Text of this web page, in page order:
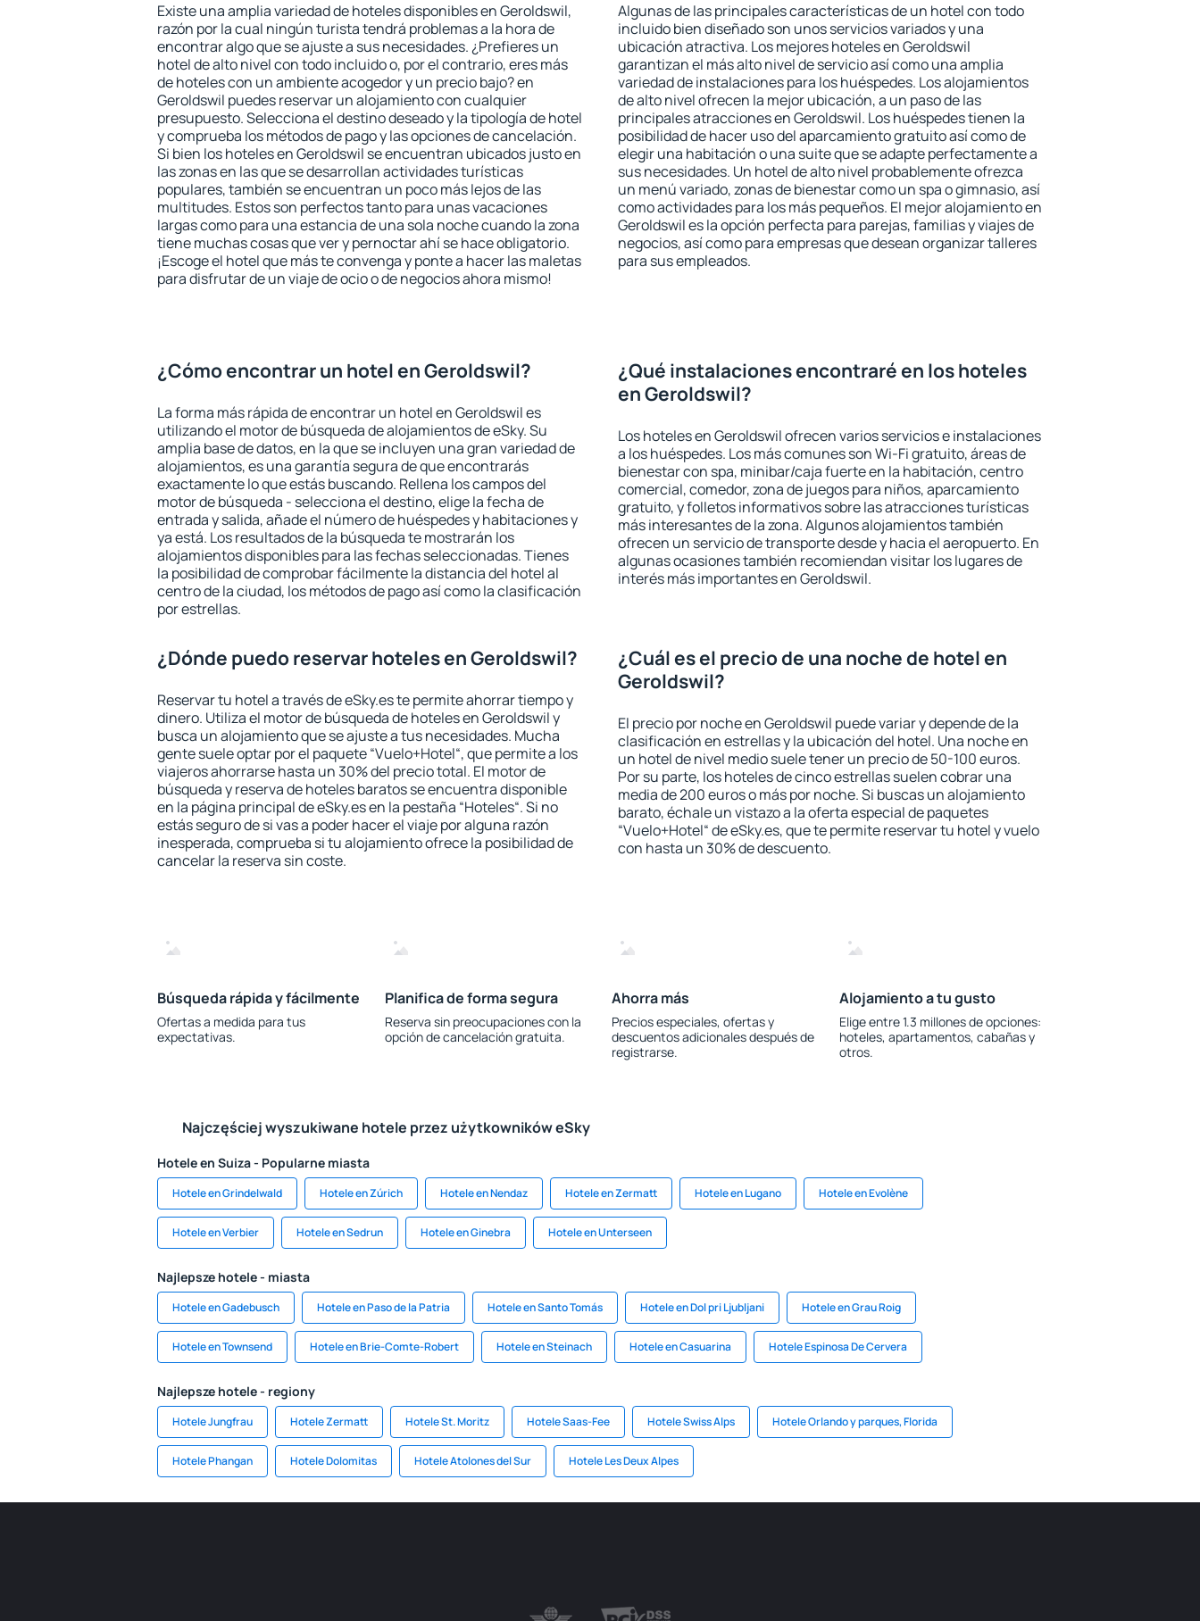
Existe una amplia variedad de hoteles disponibles en Geroldswil,
razón por la cual ningún turista tendrá problemas a la hora de
encontrar algo que se ajuste a sus necesidades. ¿Prefieres un
hotel de alto nivel con todo incluido o, por el contrario, eres más
de hoteles con un ambiente acogedor y un precio bajo? en
Geroldswil puedes reservar un alojamiento con cualquier
presupuesto. Selecciona el destino deseado y la tipología de hotel
y comprueba los métodos de pago y las opciones de cancelación.
Si bien los hoteles en Geroldswil se encuentran ubicados justo en
las zonas en las que se desarrollan actividades turísticas
populares, también se encuentran un poco más lejos de las
multitudes. Estos son perfectos tanto para unas vacaciones
largas como para una estancia de una sola noche cuando la zona
tiene muchas cosas que ver y pernoctar ahí se hace obligatorio.
¡Escoge el hotel que más te convenga y ponte a hacer las maletas
para disfrutar de un viaje de ocio o de negocios ahora mismo!
Algunas de las principales características de un hotel con todo
incluido bien diseñado son unos servicios variados y una
ubicación atractiva. Los mejores hoteles en Geroldswil
garantizan el más alto nivel de servicio así como una amplia
variedad de instalaciones para los huéspedes. Los alojamientos
de alto nivel ofrecen la mejor ubicación, a un paso de las
principales atracciones en Geroldswil. Los huéspedes tienen la
posibilidad de hacer uso del aparcamiento gratuito así como de
elegir una habitación o una suite que se adapte perfectamente a
sus necesidades. Un hotel de alto nivel probablemente ofrezca
un menú variado, zonas de bienestar como un spa o gimnasio, así
como actividades para los más pequeños. El mejor alojamiento en
Geroldswil es la opción perfecta para parejas, familias y viajes de
negocios, así como para empresas que desean organizar talleres
para sus empleados.
¿Cómo encontrar un hotel en Geroldswil?
La forma más rápida de encontrar un hotel en Geroldswil es
utilizando el motor de búsqueda de alojamientos de eSky. Su
amplia base de datos, en la que se incluyen una gran variedad de
alojamientos, es una garantía segura de que encontrarás
exactamente lo que estás buscando. Rellena los campos del
motor de búsqueda - selecciona el destino, elige la fecha de
entrada y salida, añade el número de huéspedes y habitaciones y
ya está. Los resultados de la búsqueda te mostrarán los
alojamientos disponibles para las fechas seleccionadas. Tienes
la posibilidad de comprobar fácilmente la distancia del hotel al
centro de la ciudad, los métodos de pago así como la clasificación
por estrellas.
¿Qué instalaciones encontraré en los hoteles
en Geroldswil?
Los hoteles en Geroldswil ofrecen varios servicios e instalaciones
a los huéspedes. Los más comunes son Wi-Fi gratuito, áreas de
bienestar con spa, minibar/caja fuerte en la habitación, centro
comercial, comedor, zona de juegos para niños, aparcamiento
gratuito, y folletos informativos sobre las atracciones turísticas
más interesantes de la zona. Algunos alojamientos también
ofrecen un servicio de transporte desde y hacia el aeropuerto. En
algunas ocasiones también recomiendan visitar los lugares de
interés más importantes en Geroldswil.
¿Dónde puedo reservar hoteles en Geroldswil?
Reservar tu hotel a través de eSky.es te permite ahorrar tiempo y
dinero. Utiliza el motor de búsqueda de hoteles en Geroldswil y
busca un alojamiento que se ajuste a tus necesidades. Mucha
gente suele optar por el paquete “Vuelo+Hotel“, que permite a los
viajeros ahorrarse hasta un 30% del precio total. El motor de
búsqueda y reserva de hoteles baratos se encuentra disponible
en la página principal de eSky.es en la pestaña “Hoteles“. Si no
estás seguro de si vas a poder hacer el viaje por alguna razón
inesperada, comprueba si tu alojamiento ofrece la posibilidad de
cancelar la reserva sin coste.
¿Cuál es el precio de una noche de hotel en
Geroldswil?
El precio por noche en Geroldswil puede variar y depende de la
clasificación en estrellas y la ubicación del hotel. Una noche en
un hotel de nivel medio suele tener un precio de 50-100 euros.
Por su parte, los hoteles de cinco estrellas suelen cobrar una
media de 200 euros o más por noche. Si buscas un alojamiento
barato, échale un vistazo a la oferta especial de paquetes
“Vuelo+Hotel“ de eSky.es, que te permite reservar tu hotel y vuelo
con hasta un 30% de descuento.
Búsqueda rápida y fácilmente
Ofertas a medida para tus
expectativas.
Planifica de forma segura
Reserva sin preocupaciones con la
opción de cancelación gratuita.
Ahorra más
Precios especiales, ofertas y
descuentos adicionales después de
registrarse.
Alojamiento a tu gusto
Elige entre 1.3 millones de opciones:
hoteles, apartamentos, cabañas y
otros.
Najczęściej wyszukiwane hotele przez użytkowników eSky
Hotele en Suiza - Popularne miasta
Hotele en Grindelwald Hotele en Zúrich Hotele en Nendaz Hotele en Zermatt Hotele en Lugano Hotele en Evolène
Hotele en Verbier Hotele en Sedrun Hotele en Ginebra Hotele en Unterseen
Najlepsze hotele - miasta
Hotele en Gadebusch Hotele en Paso de la Patria Hotele en Santo Tomás Hotele en Dol pri Ljubljani Hotele en Grau Roig
Hotele en Townsend Hotele en Brie-Comte-Robert Hotele en Steinach Hotele en Casuarina Hotele Espinosa De Cervera
Najlepsze hotele - regiony
Hotele Jungfrau Hotele Zermatt Hotele St. Moritz Hotele Saas-Fee Hotele Swiss Alps Hotele Orlando y parques, Florida
Hotele Phangan Hotele Dolomitas Hotele Atolones del Sur Hotele Les Deux Alpes